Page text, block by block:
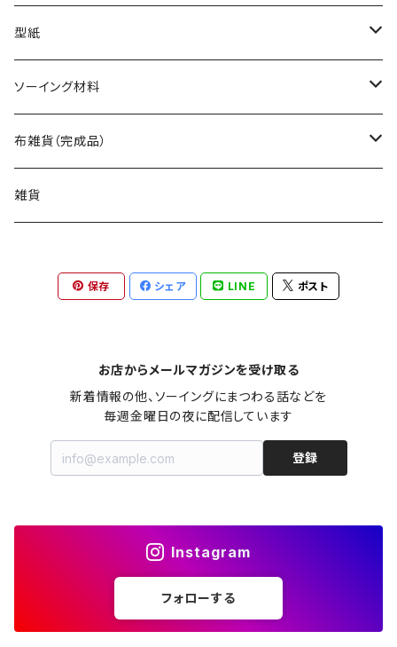
型紙
バッグ（型紙）
トートバッグ（型紙）
ショルダーバッグ（型紙）
バッグinバッグ（型紙）
いろんな形のバッグ（型紙）
小さいバッグ（型紙）
ポーチ・ケース（型紙）
ファスナーポーチ（型紙）
ボタンのポーチ（型紙）
A4サイズのケース（型紙）
A5サイズのケース（型紙）
巾着袋・布袋（型紙）
水筒・ペットボトルのケース（型紙）
インテリア（型紙）
その他の布小物（型紙）
ブックカバー（型紙）
ビニールコーティング（型紙）
ナイロン（型紙）
ソーイング材料
生地
キット
布雑貨（完成品）
バッグ
巾着袋・布袋
雑貨
保存 シェア LINE ポスト
お店からメールマガジンを受け取る
新着情報の他、ソーイングにまつわる話などを
登録
Instagram
フォローする